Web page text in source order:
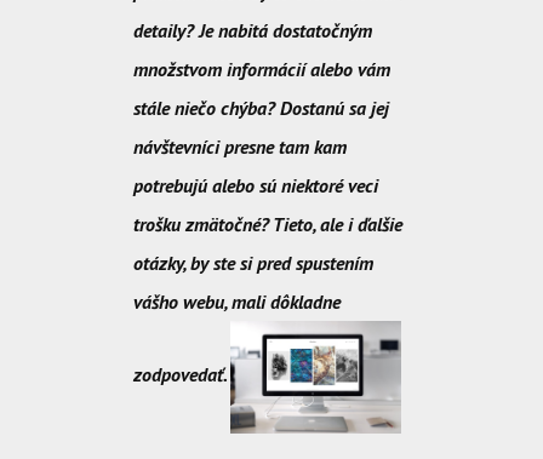
detaily? Je nabitá dostatočným
množstvom informácií alebo vám
stále niečo chýba? Dostanú sa jej
návštevníci presne tam kam
potrebujú alebo sú niektoré veci
trošku zmätočné? Tieto, ale i ďalšie
otázky, by ste si pred spustením
vášho webu, mali dôkladne
zodpovedať.